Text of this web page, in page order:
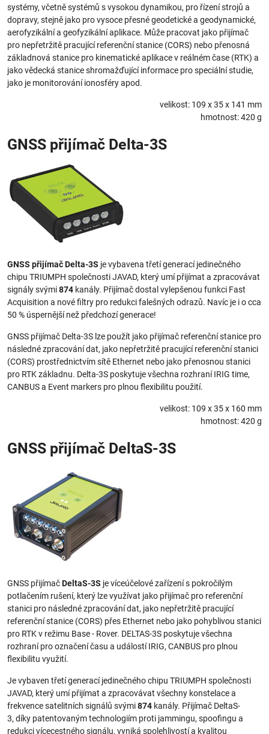
systémy, včetně systémů s vysokou dynamikou, pro řízení strojů a
dopravy, stejně jako pro vysoce přesné geodetické a geodynamické,
aerofyzikální a geofyzikální aplikace. Může pracovat jako přijímač
pro nepřetržitě pracující referenční stanice (CORS) nebo přenosná
základnová stanice pro kinematické aplikace v reálném čase (RTK) a
jako vědecká stanice shromažďující informace pro speciální studie,
jako je monitorování ionosféry apod.
velikost: 109 x 35 x 141 mm
hmotnost: 420 g
GNSS přijímač Delta-3S
GNSS přijímač Delta-3S je vybavena třetí generací jedinečného
chipu TRIUMPH společnosti JAVAD, který umí přijímat a zpracovávat
signály svými874 kanály. Přijímač dostal vylepšenou funkci Fast
Acquisition a nové filtry pro redukci falešných odrazů. Navíc je i o cca
50 % úspernější než předchozí generace!
GNSS přijímač Delta-3S lze použít jako přijímač referenční stanice pro
následné zpracování dat, jako nepřetržitě pracující referenční stanici
(CORS) prostřednictvím sítě Ethernet nebo jako přenosnou stanici
pro RTK základnu. Delta-3S poskytuje všechna rozhraní IRIG time,
CANBUS a Event markers pro plnou flexibilitu použití.
velikost: 109 x 35 x 160 mm
hmotnost: 420 g
GNSS přijímač DeltaS-3S
GNSS přijímačDeltaS-3S je víceúčelové zařízení s pokročilým
potlačením rušení, který lze využívat jako přijímač pro referenční
stanici pro následné zpracování dat, jako nepřetržitě pracující
referenční stanice (CORS) přes Ethernet nebo jako pohyblivou stanici
pro RTK v režimu Base - Rover. DELTAS-3S poskytuje všechna
rozhraní pro označení času a událostí IRIG, CANBUS pro plnou
flexibilitu využití.
Je vybaven třetí generací jedinečného chipu TRIUMPH společnosti
JAVAD, který umí přijímat a zpracovávat všechny konstelace a
frekvence satelitních signálů svými874 kanály. Přijímač DeltaS-
3, díky patentovaným technologiím proti jammingu, spoofingu a
redukci vícecestného signálu, vyniká spolehlivostí a kvalitou